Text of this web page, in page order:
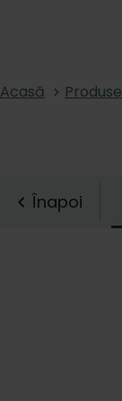
Acasă Produse
Înapoi